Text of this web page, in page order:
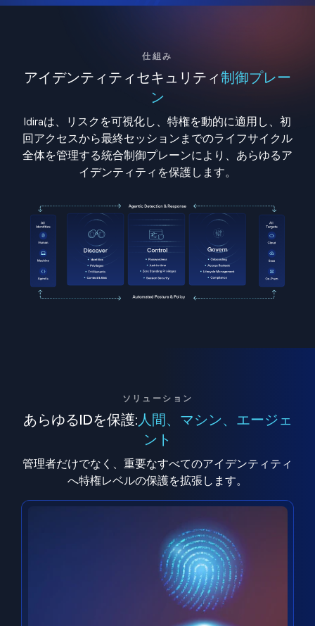
仕組み
アイデンティティセキュリティ制御プレー
ン
Idiraは、リスクを可視化し、特権を動的に適用し、初
回アクセスから最終セッションまでのライフサイクル
全体を管理する統合制御プレーンにより、あらゆるア
イデンティティを保護します。
ソリューション
あらゆるIDを保護: 人間、マシン、エージェ
ント
管理者だけでなく、重要なすべてのアイデンティティ
へ特権レベルの保護を拡張します。